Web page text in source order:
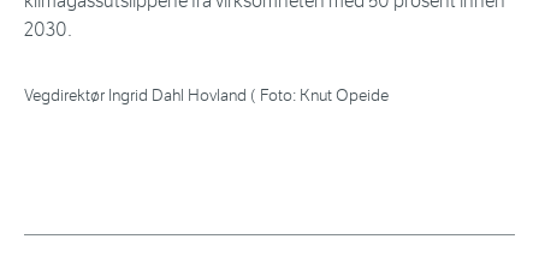
2030.
Vegdirektør Ingrid Dahl Hovland ( Foto: Knut Opeide